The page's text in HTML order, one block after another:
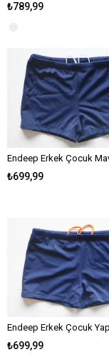
₺789,99
₺699,99
₺699,99